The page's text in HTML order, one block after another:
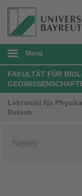
Menü
FAKULTÄT FÜR
Lehrstuhl für
Retsch
News